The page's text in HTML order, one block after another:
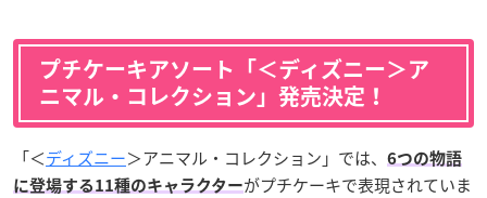
プチケーキアソート「＜ディズニー＞ア
ニマル・コレクション」発売決定！
「＜ディズニー＞アニマル・コレクション」では、
6つの物語
に登場する11種のキャラクターがプチケーキで表現されていま